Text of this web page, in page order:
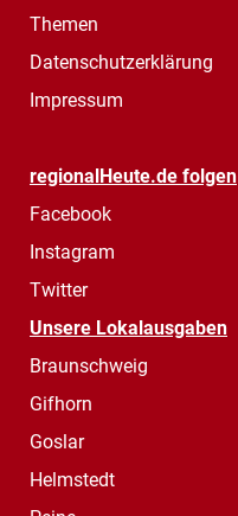
Themen
Datenschutzerklärung
Impressum
regionalHeute.de folgen
Facebook
Instagram
Twitter
Unsere Lokalausgaben
Braunschweig
Gifhorn
Goslar
Helmstedt